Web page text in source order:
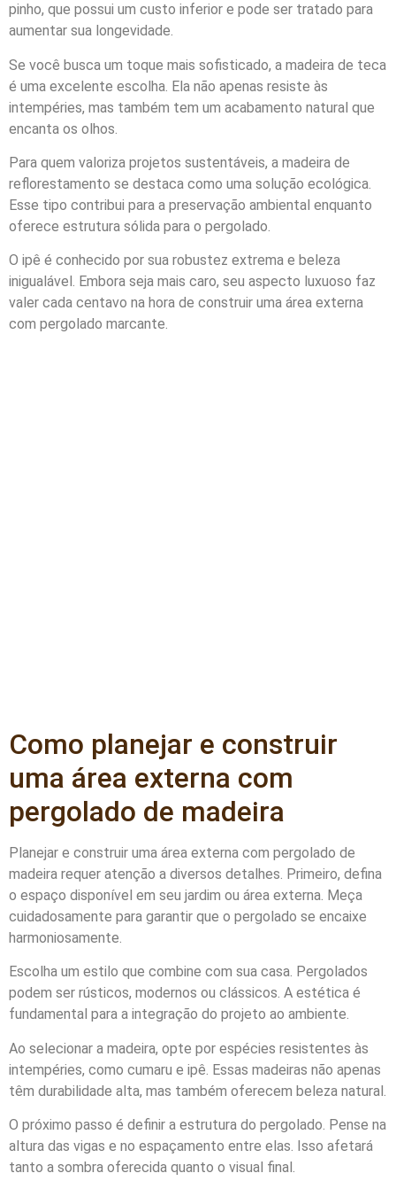
pinho, que possui um custo inferior e pode ser tratado para
aumentar sua longevidade.
Se você busca um toque mais sofisticado, a madeira de teca
é uma excelente escolha. Ela não apenas resiste às
intempéries, mas também tem um acabamento natural que
encanta os olhos.
Para quem valoriza projetos sustentáveis, a madeira de
reflorestamento se destaca como uma solução ecológica.
Esse tipo contribui para a preservação ambiental enquanto
oferece estrutura sólida para o pergolado.
O ipê é conhecido por sua robustez extrema e beleza
inigualável. Embora seja mais caro, seu aspecto luxuoso faz
valer cada centavo na hora de construir uma área externa
com pergolado marcante.
Como planejar e construir
uma área externa com
pergolado de madeira
Planejar e construir uma área externa com pergolado de
madeira requer atenção a diversos detalhes. Primeiro, defina
o espaço disponível em seu jardim ou área externa. Meça
cuidadosamente para garantir que o pergolado se encaixe
harmoniosamente.
Escolha um estilo que combine com sua casa. Pergolados
podem ser rústicos, modernos ou clássicos. A estética é
fundamental para a integração do projeto ao ambiente.
Ao selecionar a madeira, opte por espécies resistentes às
intempéries, como cumaru e ipê. Essas madeiras não apenas
têm durabilidade alta, mas também oferecem beleza natural.
O próximo passo é definir a estrutura do pergolado. Pense na
altura das vigas e no espaçamento entre elas. Isso afetará
tanto a sombra oferecida quanto o visual final.